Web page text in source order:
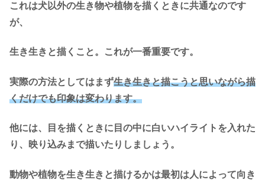
これは犬以外の生き物や植物を描くときに共通なのです
が、
生き生きと描くこと。これが一番重要です。
実際の方法としてはまず生き生きと描こうと思いながら描
くだけでも印象は変わります。
他には、目を描くときに目の中に白いハイライトを入れた
り、映り込みまで描いたりしましょう。
動物や植物を生き生きと描けるかは最初は人によって向き